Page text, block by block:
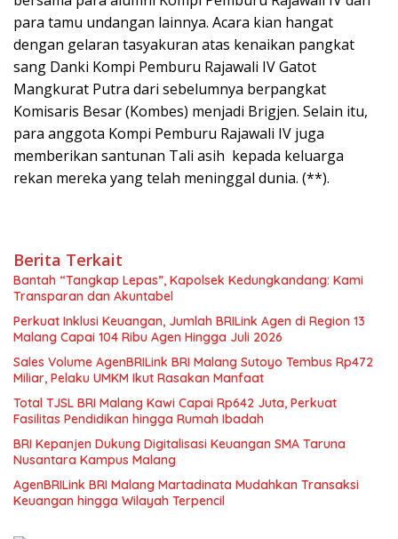
para tamu undangan lainnya. Acara kian hangat
dengan gelaran tasyakuran atas kenaikan pangkat
sang Danki Kompi Pemburu Rajawali IV Gatot
Mangkurat Putra dari sebelumnya berpangkat
Komisaris Besar (Kombes) menjadi Brigjen. Selain itu,
para anggota Kompi Pemburu Rajawali IV juga
memberikan santunan Tali asih kepada keluarga
rekan mereka yang telah meninggal dunia. (**).
Berita Terkait
Bantah “Tangkap Lepas”, Kapolsek Kedungkandang: Kami
Transparan dan Akuntabel
Perkuat Inklusi Keuangan, Jumlah BRILink Agen di Region 13
Malang Capai 104 Ribu Agen Hingga Juli 2026
Sales Volume AgenBRILink BRI Malang Sutoyo Tembus Rp472
Miliar, Pelaku UMKM Ikut Rasakan Manfaat
Total TJSL BRI Malang Kawi Capai Rp642 Juta, Perkuat
Fasilitas Pendidikan hingga Rumah Ibadah
BRI Kepanjen Dukung Digitalisasi Keuangan SMA Taruna
Nusantara Kampus Malang
AgenBRILink BRI Malang Martadinata Mudahkan Transaksi
Keuangan hingga Wilayah Terpencil